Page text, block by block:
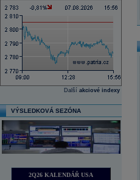
Další akciové indexy
VÝSLEDKOVÁ SEZÓNA
2Q26 KALENDÁŘ USA